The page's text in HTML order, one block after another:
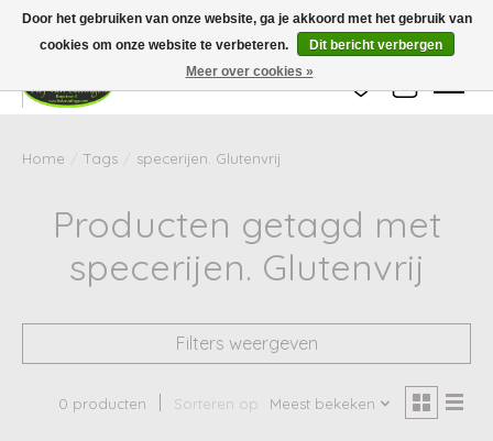
Wij zijn gesloten van 24 december tot en met 25 januari. Houd er rekening mee
dat de levertijd van uw bestelling in deze periode langer kan zijn dan
gebruikelijk.
Verlanglijst
Home Tags specerijen. Glutenvrij
Producten getagd met
specerijen. Glutenvrij
Filters weergeven
0 producten Sorteren op Meest bekeken
Door het gebruiken van onze website, ga je akkoord met het gebruik van
cookies om onze website te verbeteren.
Dit bericht verbergen
Meer over cookies »